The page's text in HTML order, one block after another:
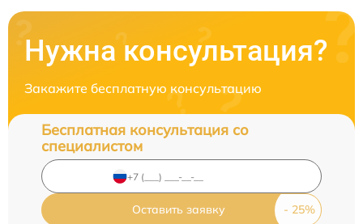
Нужна консультация?
Закажите бесплатную консультацию
Бесплатная консультация со
специалистом
Оставить заявку